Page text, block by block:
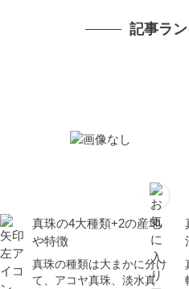
記事ラ
真珠の4大種類+2の産地
や特徴
真珠の種類は大まかに分け
て、アコヤ真珠、淡水真